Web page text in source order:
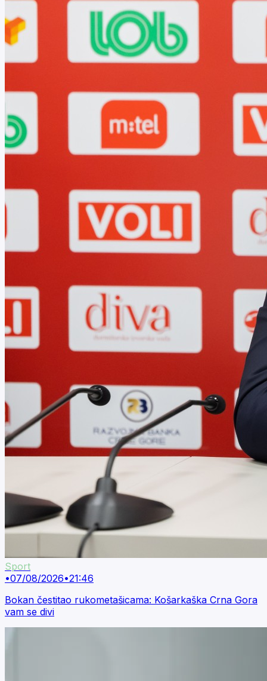
Sport
•07/08/2026•21:46
Bokan čestitao rukometašicama: Košarkaška Crna Gora
vam se divi